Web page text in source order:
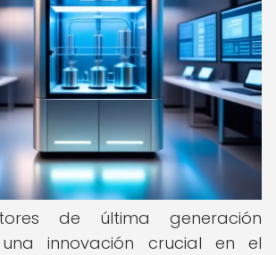
de última generación
una innovación crucial en el